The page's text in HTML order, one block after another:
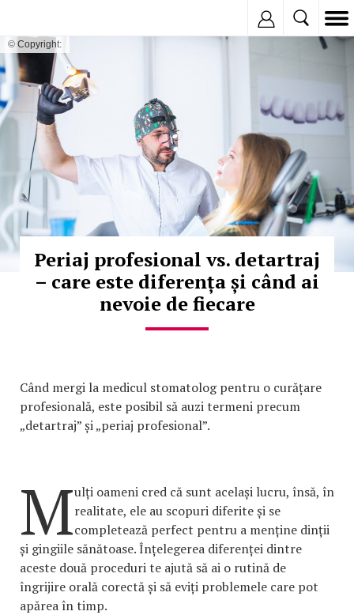
© Copyright:
Periaj profesional vs. detartraj
– care este diferența și când ai
nevoie de fiecare
Când mergi la medicul stomatolog pentru o curățare
profesională, este posibil să auzi termeni precum
„detartraj” și „periaj profesional”.
Mulți oameni cred că sunt același lucru, însă, în
realitate, ele au scopuri diferite și se
completează perfect pentru a menține dinții
și gingiile sănătoase. Înțelegerea diferenței dintre
aceste două proceduri te ajută să ai o rutină de
îngrijire orală corectă și să eviți problemele care pot
apărea în timp.